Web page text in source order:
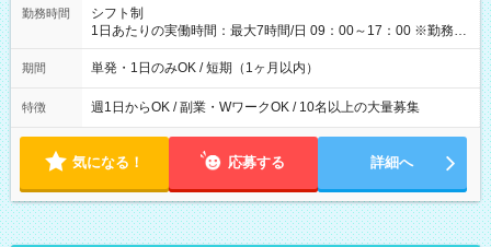
間】試用期間なし
勤務時間
シフト制
1日あたりの実働時間：最大7時間/日 09：00～17：00 ※勤務時
間は 試験により異なります。
期間 単発・1日のみOK / 短期（1ヶ月以内）
特徴 週1日からOK / 副業・WワークOK / 10名以上の大量募集
気になる！ 応募する 詳細へ